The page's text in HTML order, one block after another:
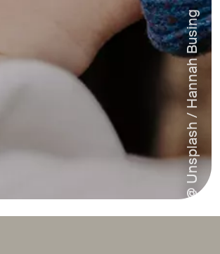
@ Unsplash / Hannah Busing